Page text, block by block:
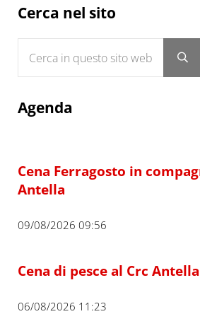
Sidebar
Cerca nel sito
Agenda
Cena Ferragosto in
Antella
09/08/2026 09:56
Cena di pesce al Crc Antella
06/08/2026 11:23